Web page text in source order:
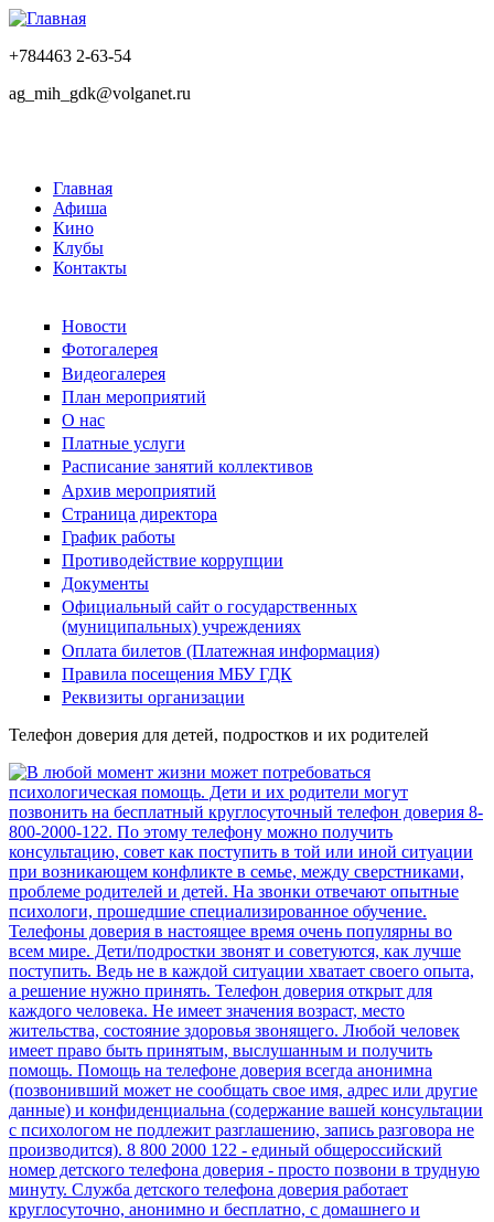
+784463 2-63-54
ag_mih_gdk@volganet.ru
Главная
Афиша
Кино
Клубы
Контакты
Новости
Фотогалерея
Видеогалерея
План мероприятий
О нас
Платные услуги
Расписание занятий коллективов
Архив мероприятий
Страница директора
График работы
Противодействие коррупции
Документы
Официальный сайт о государственных
(муниципальных) учреждениях
Оплата билетов (Платежная информация)
Правила посещения МБУ ГДК
Реквизиты организации
Телефон доверия для детей, подростков и их родителей